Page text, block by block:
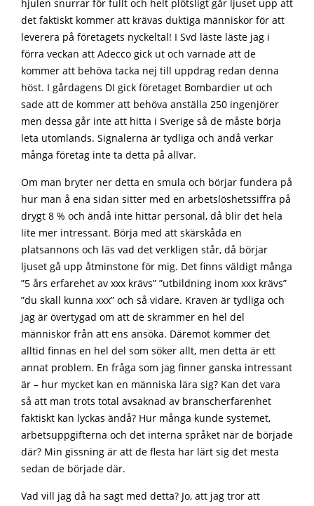
hjulen snurrar för fullt och helt plötsligt går ljuset upp att
det faktiskt kommer att krävas duktiga människor för att
leverera på företagets nyckeltal! I Svd läste läste jag i
förra veckan att Adecco gick ut och varnade att de
kommer att behöva tacka nej till uppdrag redan denna
höst. I gårdagens DI gick företaget Bombardier ut och
sade att de kommer att behöva anställa 250 ingenjörer
men dessa går inte att hitta i Sverige så de måste börja
leta utomlands. Signalerna är tydliga och ändå verkar
många företag inte ta detta på allvar.
Om man bryter ner detta en smula och börjar fundera på
hur man å ena sidan sitter med en arbetslöshetssiffra på
drygt 8 % och ändå inte hittar personal, då blir det hela
lite mer intressant. Börja med att skärskåda en
platsannons och läs vad det verkligen står, då börjar
ljuset gå upp åtminstone för mig. Det finns väldigt många
”5 års erfarehet av xxx krävs” ”utbildning inom xxx krävs”
”du skall kunna xxx” och så vidare. Kraven är tydliga och
jag är övertygad om att de skrämmer en hel del
människor från att ens ansöka. Däremot kommer det
alltid finnas en hel del som söker allt, men detta är ett
annat problem. En fråga som jag finner ganska intressant
är – hur mycket kan en människa lära sig? Kan det vara
så att man trots total avsaknad av branscherfarenhet
faktiskt kan lyckas ändå? Hur många kunde systemet,
arbetsuppgifterna och det interna språket när de började
där? Min gissning är att de flesta har lärt sig det mesta
sedan de började där.
Vad vill jag då ha sagt med detta? Jo, att jag tror att